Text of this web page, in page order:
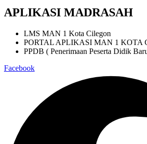
APLIKASI MADRASAH
LMS MAN 1 Kota Cilegon
PORTAL APLIKASI MAN 1 KOTA
PPDB ( Penerimaan Peserta Didik
Facebook